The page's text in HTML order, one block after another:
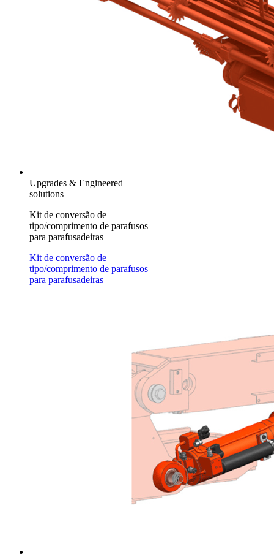
Upgrades & Engineered
solutions
Kit de conversão de
tipo/comprimento de parafusos
para parafusadeiras
Kit de conversão de
tipo/comprimento de parafusos
para parafusadeiras